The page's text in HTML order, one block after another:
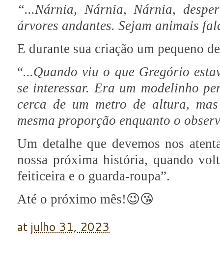
“...Nárnia, Nárnia, Nárnia,
árvores andantes. Sejam animais
E durante sua criação um pequeno
“...Quando viu o que Gregório
se interessar. Era um modelinho
cerca de um metro de altura,
mesma proporção enquanto o
Um detalhe que devemos nos
nossa próxima história, quando
feiticeira e o guarda-roupa”.
Até o próximo mês!😉😘
at julho 31, 2023